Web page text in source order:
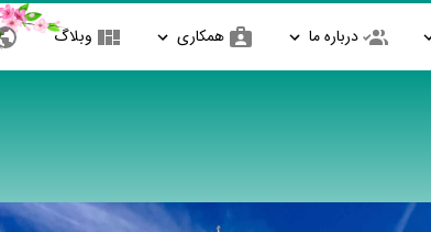
درباره ما همکاری وبلاگ